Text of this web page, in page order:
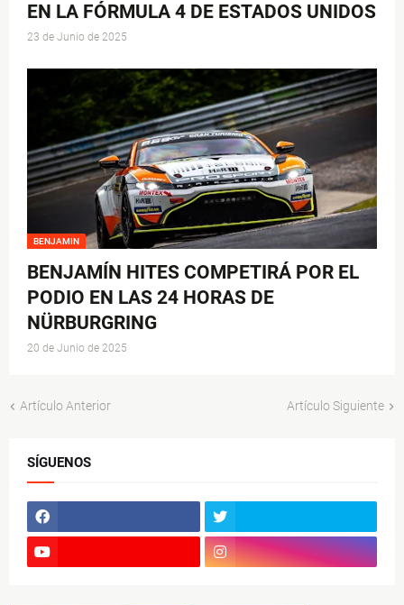
EN LA FÓRMULA 4 DE ESTADOS UNIDOS
23 de Junio de 2025
BENJAMIN
BENJAMÍN HITES COMPETIRÁ POR EL
PODIO EN LAS 24 HORAS DE
NÜRBURGRING
20 de Junio de 2025
Artículo Anterior Artículo Siguiente
SÍGUENOS